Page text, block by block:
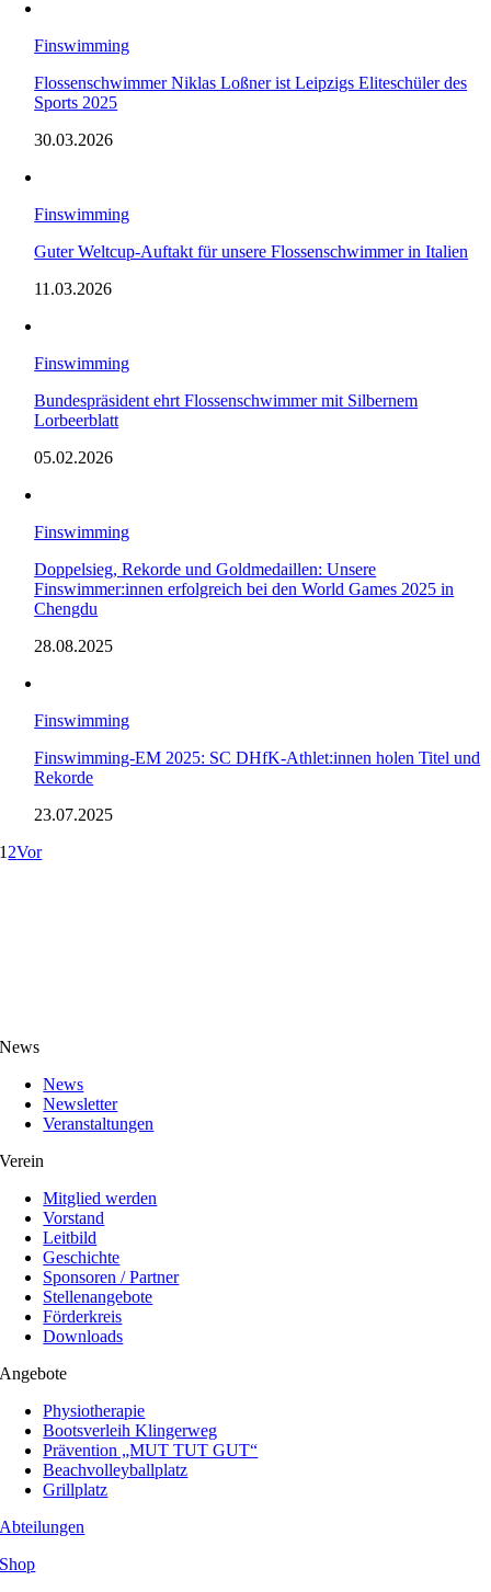
Finswimming
Flossenschwimmer Niklas Loßner ist Leipzigs Eliteschüler des
Sports 2025
30.03.2026
Finswimming
Guter Weltcup-Auftakt für unsere Flossenschwimmer in Italien
11.03.2026
Finswimming
Bundespräsident ehrt Flossenschwimmer mit Silbernem
Lorbeerblatt
05.02.2026
Finswimming
Doppelsieg, Rekorde und Goldmedaillen: Unsere
Finswimmer:innen erfolgreich bei den World Games 2025 in
Chengdu
28.08.2025
Finswimming
Finswimming-EM 2025: SC DHfK-Athlet:innen holen Titel und
Rekorde
23.07.2025
1 2Vor
News
News
Newsletter
Veranstaltungen
Verein
Mitglied werden
Vorstand
Leitbild
Geschichte
Sponsoren / Partner
Stellenangebote
Förderkreis
Downloads
Angebote
Physiotherapie
Bootsverleih Klingerweg
Prävention „MUT TUT GUT“
Beachvolleyballplatz
Grillplatz
Abteilungen
Shop